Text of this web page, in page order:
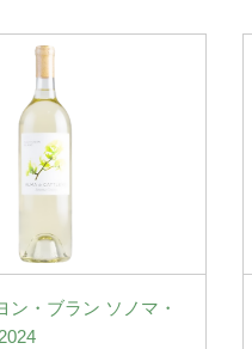
ン・ブラン ソノマ・